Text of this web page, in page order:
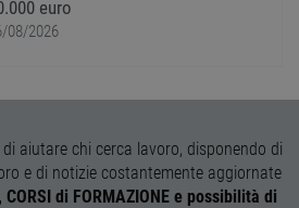
euro
08/2026
aiutare chi cerca lavoro, disponendo di
e di notizie costantemente aggiornate
CORSI di FORMAZIONE e possibilità di
PHP.net